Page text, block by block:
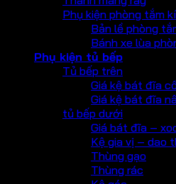
Phụ kiện phòng tắm
Bản lề phòng
Bánh xe lùa
Phụ kiện tủ bếp
Tủ bếp trên
Giá kệ bát đĩa
Giá kệ bát đĩa
tủ bếp dưới
Giá bát đĩa –
Kệ gia vị – dao
Thùng gạo
Thùng rác